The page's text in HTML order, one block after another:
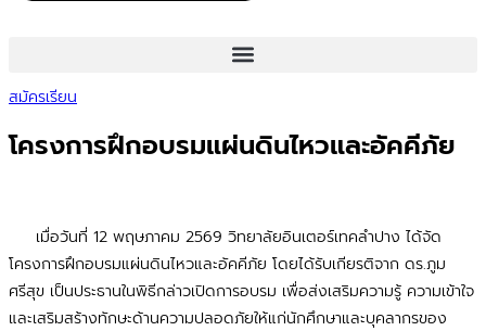
สมัครเรียน
โครงการฝึกอบรมแผ่นดินไหวและอัคคีภัย
เมื่อวันที่ 12 พฤษภาคม 2569 วิทยาลัยอินเตอร์เทคลำปาง ได้จัด
โครงการฝึกอบรมแผ่นดินไหวและอัคคีภัย โดยได้รับเกียรติจาก ดร.ภูม
ศรีสุข เป็นประธานในพิธีกล่าวเปิดการอบรม เพื่อส่งเสริมความรู้ ความเข้าใจ
และเสริมสร้างทักษะด้านความปลอดภัยให้แก่นักศึกษาและบุคลากรของ